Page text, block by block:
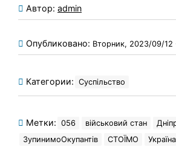
Автор: admin
Опубликовано: Вторник, 2023/09/12
Категории: Суспільство
Метки: 056 військовий стан
ЗупинимоОкупантів
СТОЇМО Україна